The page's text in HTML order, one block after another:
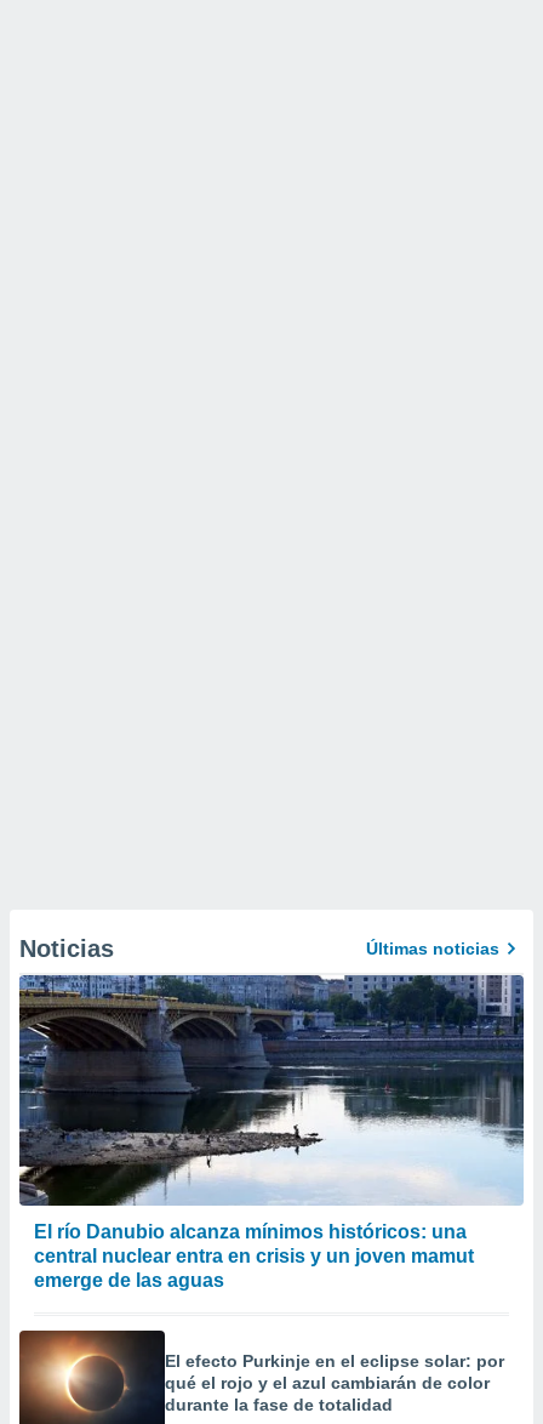
Noticias Últimas noticias
El río Danubio alcanza mínimos históricos: una
central nuclear entra en crisis y un joven mamut
emerge de las aguas
El efecto Purkinje en el eclipse solar: por
qué el rojo y el azul cambiarán de color
durante la fase de totalidad